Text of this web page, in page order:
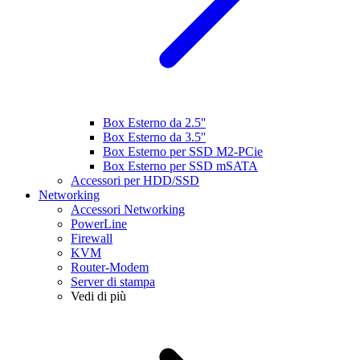
Box Esterno da 2.5''
Box Esterno da 3.5''
Box Esterno per SSD M2-PCie
Box Esterno per SSD mSATA
Accessori per HDD/SSD
Networking
Accessori Networking
PowerLine
Firewall
KVM
Router-Modem
Server di stampa
Vedi di più